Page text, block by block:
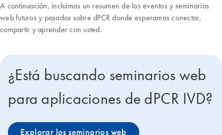
A continuación, incluimos un resumen de los eventos y seminarios
web futuros y pasados sobre dPCR donde esperamos conectar,
compartir y aprender con usted.
¿Está buscando seminarios web
para aplicaciones de dPCR IVD?
Explorar los seminarios web